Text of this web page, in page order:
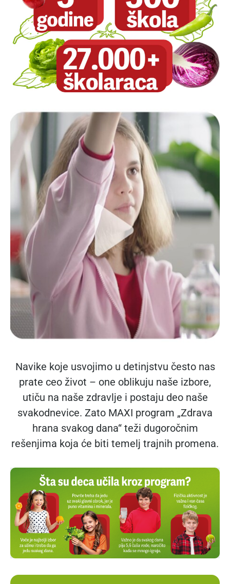
Navike koje usvojimo u detinjstvu često nas
prate ceo život – one oblikuju naše izbore,
utiču na naše zdravlje i postaju deo naše
svakodnevice. Zato MAXI program „Zdrava
hrana svakog dana“ teži dugoročnim
rešenjima koja će biti temelj trajnih promena.